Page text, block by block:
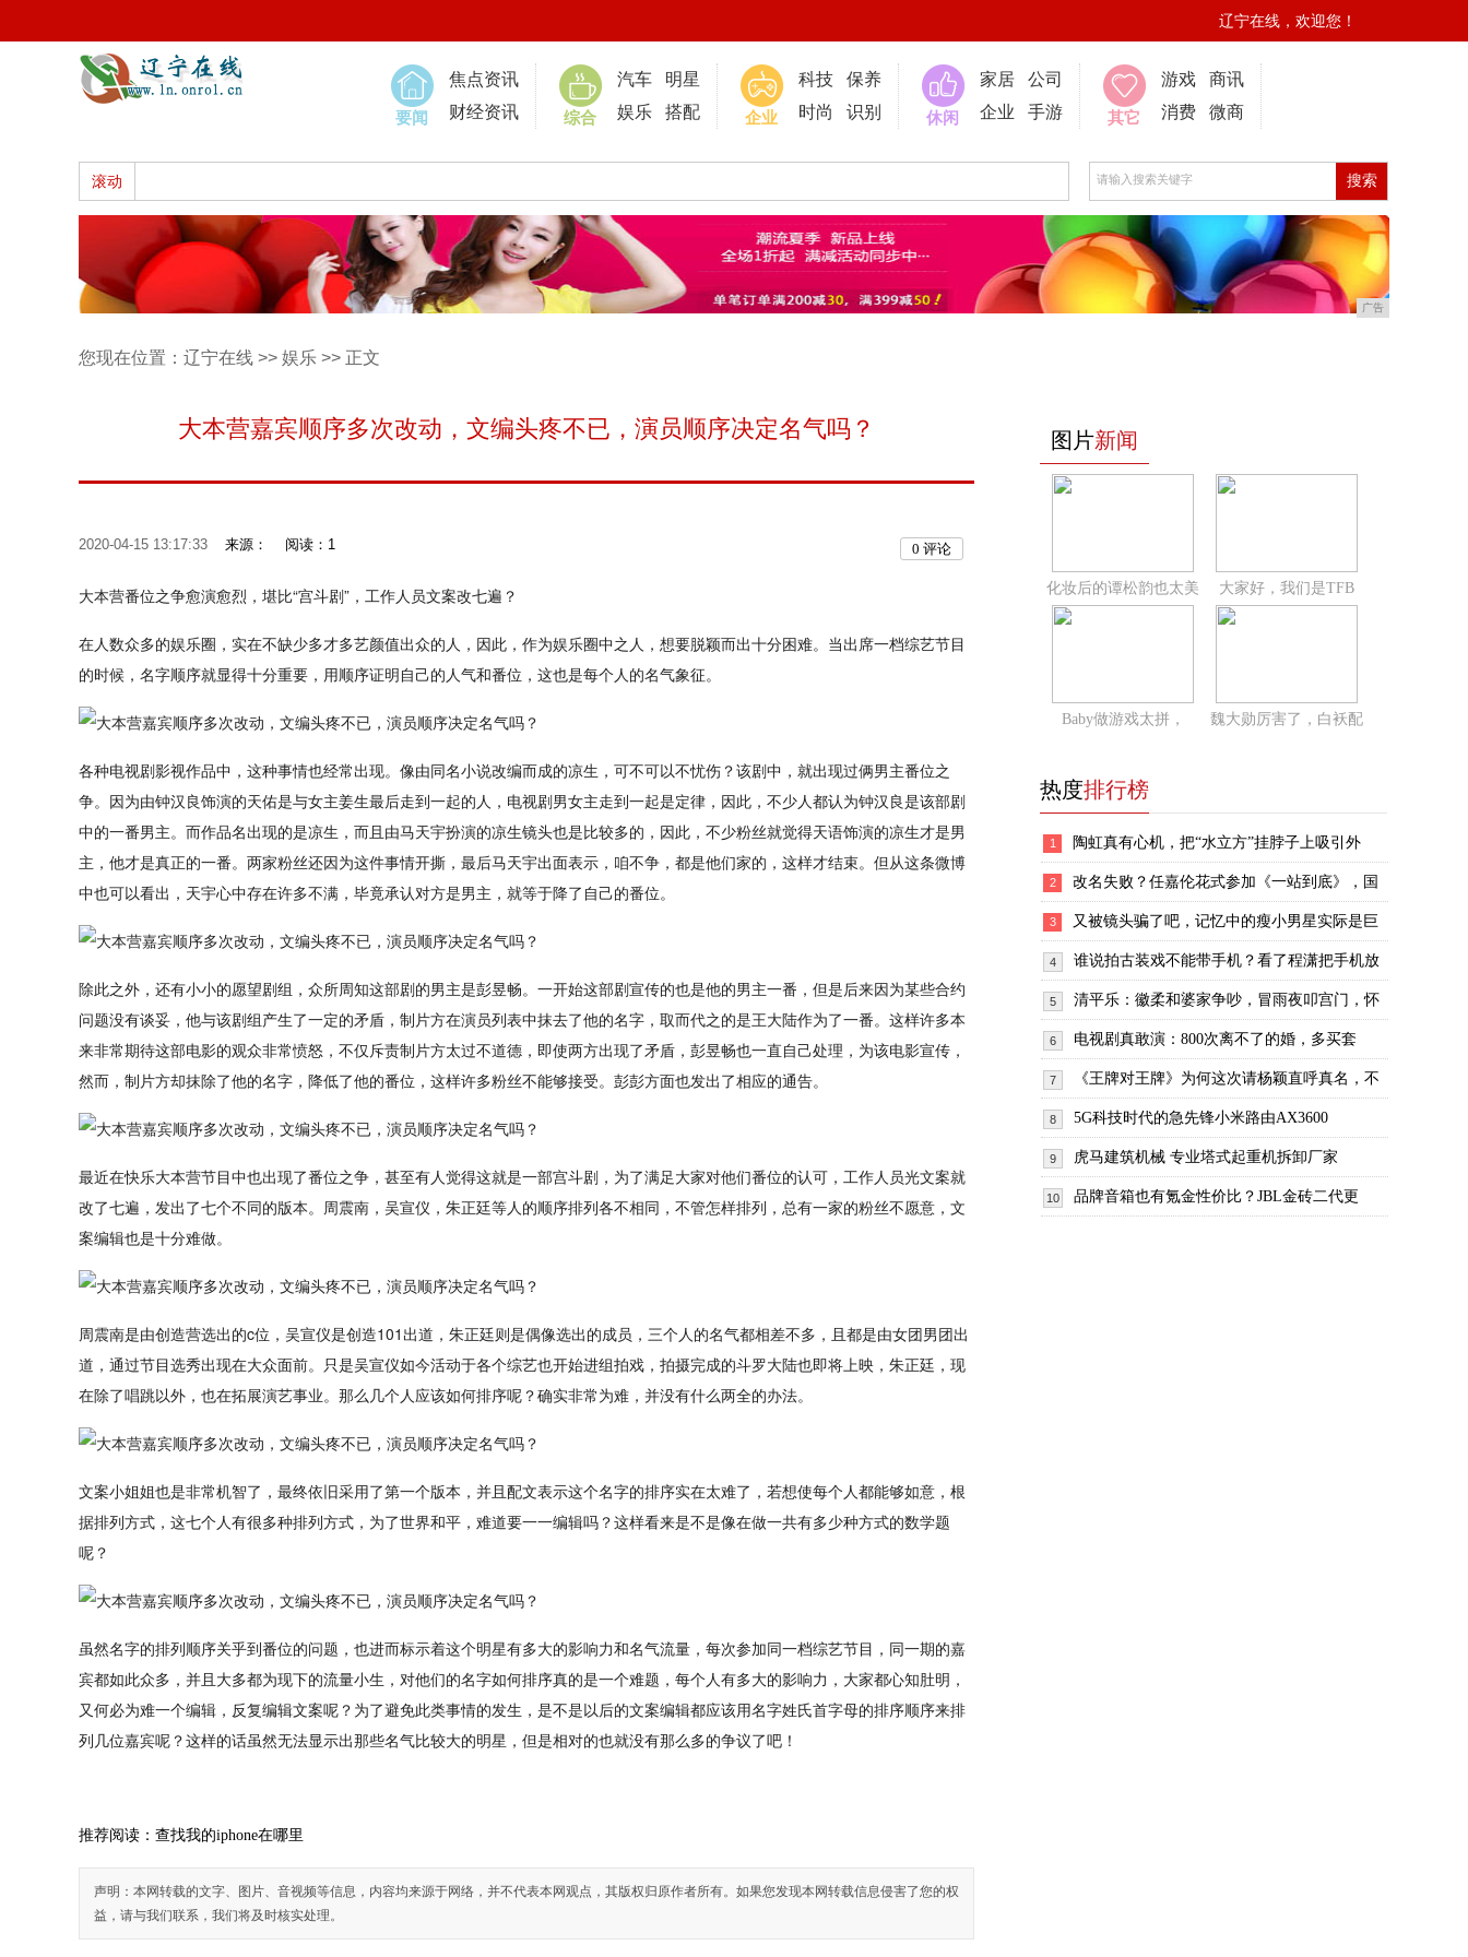
辽宁在线，欢迎您！
要闻
焦点资讯
财经资讯
综合
汽车
明星
娱乐
搭配 企业
科技
保养
时尚
识别 休闲
家居
公司
企业
手游 其它
游戏
商讯
消费
微商
滚动
广告
您现在位置： 辽宁在线 >> 娱乐 >> 正文
大本营嘉宾顺序多次改动，文编头疼不已，演员顺序决定名气吗？
2020-04-15 13:17:33 来源： 阅读：1 0 评论
大本营番位之争愈演愈烈，堪比“宫斗剧”，工作人员文案改七遍？
在人数众多的娱乐圈，实在不缺少多才多艺颜值出众的人，因此，作为娱乐圈中之人，想要脱颖而出十分困难。当出席一档综艺节目
的时候，名字顺序就显得十分重要，用顺序证明自己的人气和番位，这也是每个人的名气象征。
各种电视剧影视作品中，这种事情也经常出现。像由同名小说改编而成的凉生，可不可以不忧伤？该剧中，就出现过俩男主番位之
争。因为由钟汉良饰演的天佑是与女主姜生最后走到一起的人，电视剧男女主走到一起是定律，因此，不少人都认为钟汉良是该部剧
中的一番男主。而作品名出现的是凉生，而且由马天宇扮演的凉生镜头也是比较多的，因此，不少粉丝就觉得天语饰演的凉生才是男
主，他才是真正的一番。两家粉丝还因为这件事情开撕，最后马天宇出面表示，咱不争，都是他们家的，这样才结束。但从这条微博
中也可以看出，天宇心中存在许多不满，毕竟承认对方是男主，就等于降了自己的番位。
除此之外，还有小小的愿望剧组，众所周知这部剧的男主是彭昱畅。一开始这部剧宣传的也是他的男主一番，但是后来因为某些合约
问题没有谈妥，他与该剧组产生了一定的矛盾，制片方在演员列表中抹去了他的名字，取而代之的是王大陆作为了一番。这样许多本
来非常期待这部电影的观众非常愤怒，不仅斥责制片方太过不道德，即使两方出现了矛盾，彭昱畅也一直自己处理，为该电影宣传，
然而，制片方却抹除了他的名字，降低了他的番位，这样许多粉丝不能够接受。彭彭方面也发出了相应的通告。
最近在快乐大本营节目中也出现了番位之争，甚至有人觉得这就是一部宫斗剧，为了满足大家对他们番位的认可，工作人员光文案就
改了七遍，发出了七个不同的版本。周震南，吴宣仪，朱正廷等人的顺序排列各不相同，不管怎样排列，总有一家的粉丝不愿意，文
案编辑也是十分难做。
周震南是由创造营选出的c位，吴宣仪是创造101出道，朱正廷则是偶像选出的成员，三个人的名气都相差不多，且都是由女团男团出
道，通过节目选秀出现在大众面前。只是吴宣仪如今活动于各个综艺也开始进组拍戏，拍摄完成的斗罗大陆也即将上映，朱正廷，现
在除了唱跳以外，也在拓展演艺事业。那么几个人应该如何排序呢？确实非常为难，并没有什么两全的办法。
文案小姐姐也是非常机智了，最终依旧采用了第一个版本，并且配文表示这个名字的排序实在太难了，若想使每个人都能够如意，根
据排列方式，这七个人有很多种排列方式，为了世界和平，难道要一一编辑吗？这样看来是不是像在做一共有多少种方式的数学题
呢？
虽然名字的排列顺序关乎到番位的问题，也进而标示着这个明星有多大的影响力和名气流量，每次参加同一档综艺节目，同一期的嘉
宾都如此众多，并且大多都为现下的流量小生，对他们的名字如何排序真的是一个难题，每个人有多大的影响力，大家都心知肚明，
又何必为难一个编辑，反复编辑文案呢？为了避免此类事情的发生，是不是以后的文案编辑都应该用名字姓氏首字母的排序顺序来排
列几位嘉宾呢？这样的话虽然无法显示出那些名气比较大的明星，但是相对的也就没有那么多的争议了吧！
推荐阅读： 查找我的iphone在哪里
声明：本网转载的文字、图片、音视频等信息，内容均来源于网络，并不代表本网观点，其版权归原作者所有。如果您发现本网转载信息侵害了您的权
益，请与我们联系，我们将及时核实处理。
图片新闻
化妆后的谭松韵也太美 大家好，我们是TFB
Baby做游戏太拼， 魏大勋厉害了，白袄配
热度排行榜
1 陶虹真有心机，把“水立方”挂脖子上吸引外
2 改名失败？任嘉伦花式参加《一站到底》，国
3 又被镜头骗了吧，记忆中的瘦小男星实际是巨
4 谁说拍古装戏不能带手机？看了程潇把手机放
5 清平乐：徽柔和婆家争吵，冒雨夜叩宫门，怀
6 电视剧真敢演：800次离不了的婚，多买套
7 《王牌对王牌》为何这次请杨颖直呼真名，不
8 5G科技时代的急先锋小米路由AX3600
9 虎马建筑机械 专业塔式起重机拆卸厂家
10 品牌音箱也有氪金性价比？JBL金砖二代更